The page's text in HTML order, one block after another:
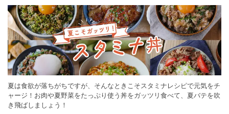
夏は食欲が落ちがちですが、そんなときこそスタミナレシピで元気をチ
ャージ！お肉や夏野菜をたっぷり使う丼をガッツリ食べて、夏バテを吹
き飛ばしましょう！